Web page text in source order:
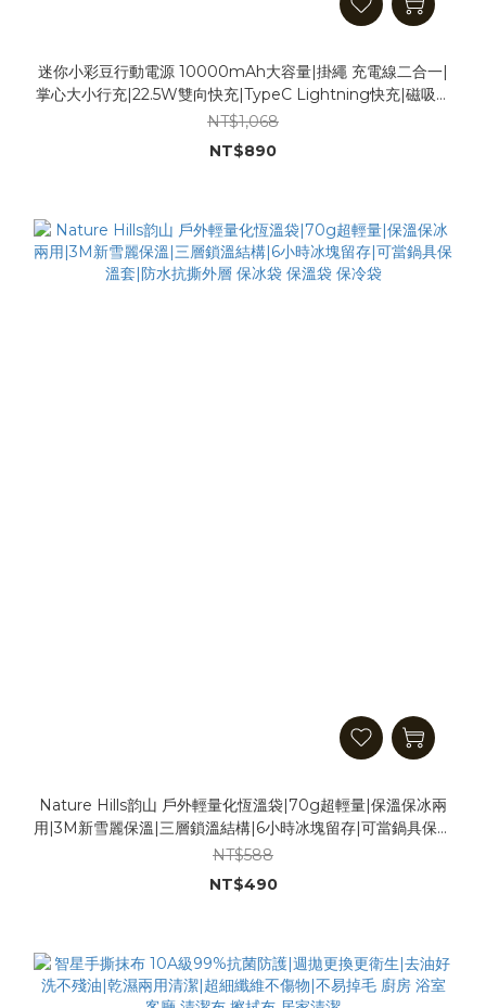
迷你小彩豆行動電源 10000mAh大容量|掛繩 充電線二合一|
掌心大小行充|22.5W雙向快充|TypeC Lightning快充|磁吸快
充|彩色電量顯示|可登機
NT$1,068
NT$890
Nature Hills韵山 戶外輕量化恆溫袋|70g超輕量|保溫保冰兩
用|3M新雪麗保溫|三層鎖溫結構|6小時冰塊留存|可當鍋具保溫
套|防水抗撕外層 保冰袋 保溫袋 保冷袋
NT$588
NT$490